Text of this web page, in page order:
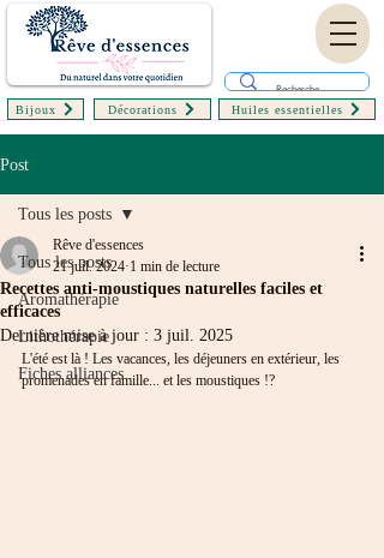
Bijoux Décorations Huiles essentielles
Post
Tous les posts
Aromathérapie
Lithothérapie
Fiches alliances
Tous les posts
Recettes anti-moustiques naturelles faciles et
efficaces
Rêve d'essences
21 juil. 2024 1 min de lecture
Dernière mise à jour : 3 juil. 2025
L'été est là ! Les vacances, les déjeuners en extérieur, les
promenades en famille... et les moustiques !?